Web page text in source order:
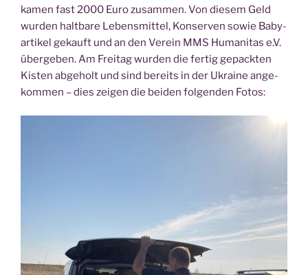
kamen fast 2000 Euro zusam­men. Von die­sem Geld
wur­den halt­ba­re Lebens­mit­tel, Kon­ser­ven sowie Baby­
ar­ti­kel gekauft und an den Ver­ein MMS Huma­ni­tas e.V.
über­ge­ben. Am Frei­tag wur­den die fer­tig gepack­ten
Kis­ten abge­holt und sind bereits in der Ukrai­ne ange­
kom­men – dies zei­gen die bei­den fol­gen­den Fotos: